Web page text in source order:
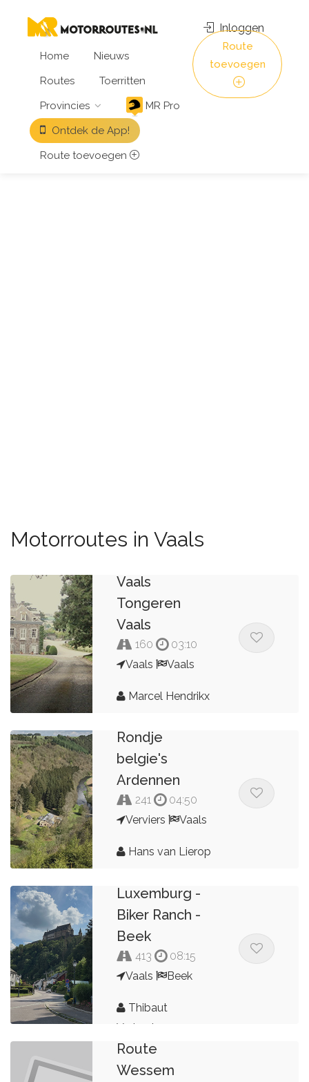
Home
Nieuws
Routes
Toerritten
Provincies
MR Pro
Ontdek de App!
Route toevoegen
Inloggen
Route
toevoegen
Motorroutes in Vaals
Vaals
Tongeren
Vaals
160
03:10
Vaals
Vaals
Marcel Hendrikx
Rondje
belgie's
Ardennen
241
04:50
Verviers
Vaals
Hans van Lierop
Luxemburg -
Biker Ranch -
Beek
413
08:15
Vaals
Beek
Thibaut
Verkoulen
Route
Wessem